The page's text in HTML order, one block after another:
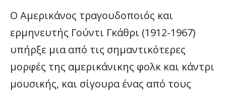
Ο Αμερικάνος τραγουδοποιός και
ερμηνευτής Γούντι Γκάθρι (1912-1967)
υπήρξε μια από τις σημαντικότερες
μορφές της αμερικάνικης φολκ και κάντρι
μουσικής, και σίγουρα ένας από τους